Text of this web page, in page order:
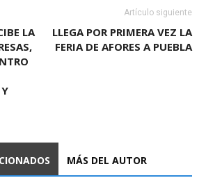
LA
Artículo siguiente
LLEGA POR PRIMERA VEZ LA
FERIA DE AFORES A PUEBLA
MÁS DEL AUTOR